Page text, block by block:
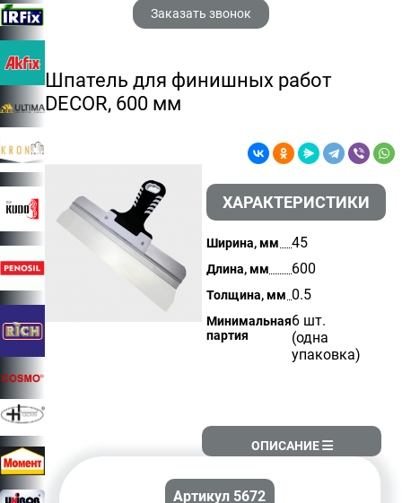
Заказать звонок
Шпатель для финишных работ
DECOR, 600 мм
ХАРАКТЕРИСТИКИ
Ширина, мм 45
Длина, мм 600
Толщина, мм 0.5
Минимальная
партия
6 шт.
(одна
упаковка)
ОПИСАНИЕ
Артикул 5672